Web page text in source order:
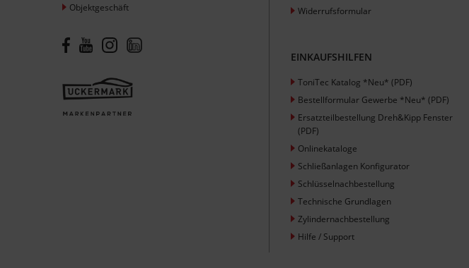
Objektgeschäft
Widerrufsformular
EINKAUFSHILFEN
ToniTec Katalog *Neu* (PDF)
Bestellformular Gewerbe *Neu* (PDF)
Ersatzteilbestellung Dreh&Kipp Fenster
(PDF)
Onlinekataloge
Schließanlagen Konfigurator
Schlüsselnachbestellung
Technische Grundlagen
Zylindernachbestellung
Hilfe / Support